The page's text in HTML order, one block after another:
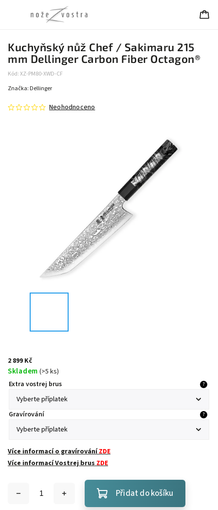
Kuchyňský nůž Chef / Sakimaru 215
mm Dellinger Carbon Fiber Octagon®
Kód:XZ-PM80-XWD-CF
Neohodnoceno
Značka: Dellinger
2 899 Kč
Skladem (>5 ks)
Extra vostrej brus
?
Gravírování ?
Více informací o gravírováníZDE
Více informací Vostrej brusZDE
Přidat do košíku